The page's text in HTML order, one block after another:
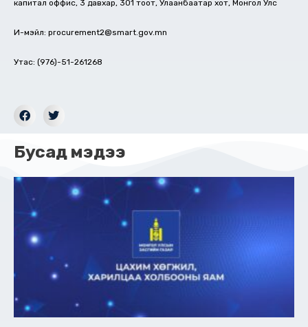
капитал оффис, 3 давхар, 301 тоот, Улаанбаатар хот, Монгол Улс
И-мэйл: procurement2@smart.gov.mn
Утас: (976)-51-261268
Бусад мэдээ